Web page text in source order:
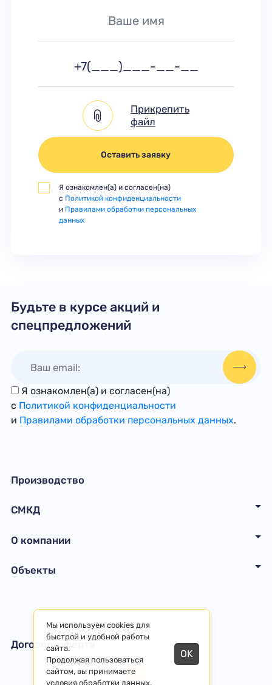
Прикрепить
файл
Оставить заявку
Я ознакомлен(а) и согласен(на)
с Политикой конфиденциальности
и Правилами обработки персональных
данных
Будьте в курсе акций и
спецпредложений
Я ознакомлен(а) и согласен(на)
с Политикой конфиденциальности
и Правилами обработки персональных данных.
Производство
СМКД
О компании
Объекты
Договор-оферта
Мы используем cookies для
быстрой и удобной работы
сайта.
Продолжая пользоваться
сайтом, вы принимаете
условия обработки данных.
OK